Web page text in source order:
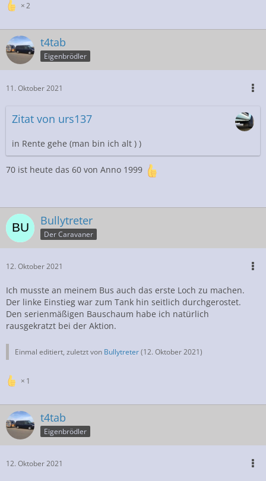
2
t4tab
Eigenbrödler
11. Oktober 2021
Zitat von urs137
in Rente gehe (man bin ich alt ) )
70 ist heute das 60 von Anno 1999
Bullytreter
Der Caravaner
12. Oktober 2021
Ich musste an meinem Bus auch das erste Loch zu machen.
Der linke Einstieg war zum Tank hin seitlich durchgerostet.
Den serienmäßigen Bauschaum habe ich natürlich
rausgekratzt bei der Aktion.
Einmal editiert, zuletzt von Bullytreter(12. Oktober 2021)
1
t4tab
Eigenbrödler
12. Oktober 2021